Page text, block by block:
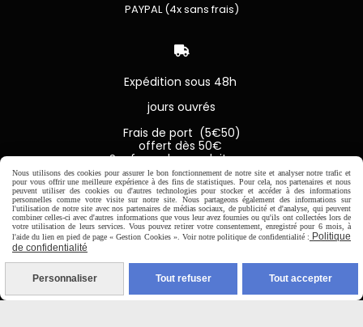
PAYPAL (4x sans frais)

Expédition sous 48h
jours ouvrés
Frais de port (5€50)
offert dès 50€
Sauf pour les produits en
Dépot vente des frais de
7€50 sont facturés quelques
soit le montant.
Nous utilisons des cookies pour assurer le bon fonctionnement de notre site et analyser notre trafic et
pour vous offrir une meilleure expérience à des fins de statistiques. Pour cela, nos partenaires et nous
peuvent utiliser des cookies ou d'autres technologies pour stocker et accéder à des informations
personnelles comme votre visite sur notre site. Nous partageons également des informations sur
l'utilisation de notre site avec nos partenaires de médias sociaux, de publicité et d'analyse, qui peuvent
combiner celles-ci avec d'autres informations que vous leur avez fournies ou qu'ils ont collectées lors de
votre utilisation de leurs services. Vous pouvez retirer votre consentement, enregistré pour 6 mois, à
l'aide du lien en pied de page « Gestion Cookies ». Voir notre politique de confidentialité : Politique
de confidentialité
Personnaliser Tout refuser Tout accepter